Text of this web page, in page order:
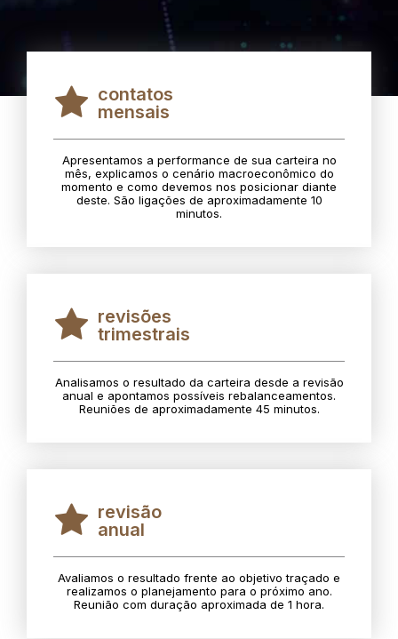
contatos
mensais
Apresentamos a performance de sua carteira no
mês, explicamos o cenário macroeconômico do
momento e como devemos nos posicionar diante
deste. São ligações de aproximadamente 10
minutos.
revisões
trimestrais
Analisamos o resultado da carteira desde a revisão
anual e apontamos possíveis rebalanceamentos.
Reuniões de aproximadamente 45 minutos.
revisão
anual
Avaliamos o resultado frente ao objetivo traçado e
realizamos o planejamento para o próximo ano.
Reunião com duração aproximada de 1 hora.